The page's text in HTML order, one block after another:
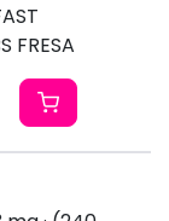
FRESA